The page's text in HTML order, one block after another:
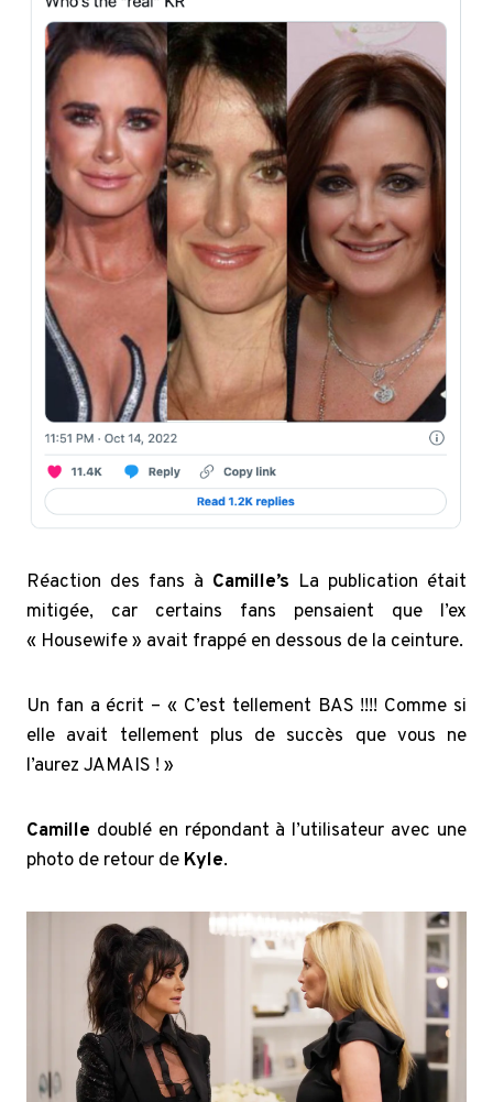
Réaction des fans à Camille’s La publication était
mitigée, car certains fans pensaient que l’ex
« Housewife » avait frappé en dessous de la ceinture.
Un fan a écrit – « C’est tellement BAS !!!! Comme si
elle avait tellement plus de succès que vous ne
l’aurez JAMAIS ! »
Camille doublé en répondant à l’utilisateur avec une
photo de retour de Kyle.